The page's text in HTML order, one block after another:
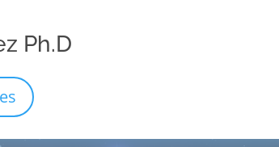
Ph.D